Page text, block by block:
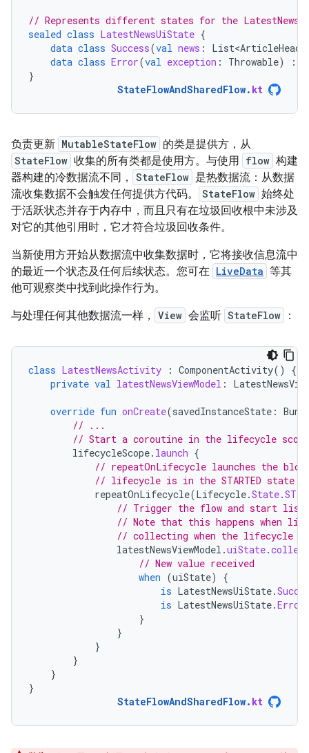
// Represents different states for the LatestNews
sealed class LatestNewsUiState {
data class Success(val news :
data class Error(val exception : Throwable) :
}
StateFlowAndSharedFlow. kt
负责更新 MutableStateFlow 的类是提供方，从
StateFlow 收集的所有类都是使用方。与使用 flow 构建
器构建的冷数据流不同，
StateFlow 是热数据流：从数据
流收集数据不会触发任何提供方代码。
StateFlow 始终处
于活跃状态并存于内存中，而且只有在垃圾回收根中未涉及
对它的其他引用时，它才符合垃圾回收条件。
当新使用方开始从数据流中收集数据时，它将接收信息流中
的最近一个状态及任何后续状态。您可在 LiveData 等其
他可观察类中找到此操作行为。
与处理任何其他数据流一样，
View 会监听 StateFlow ：
class LatestNewsActivity : ComponentActivity()
{
private val latestNewsViewModel :
override fun onCreate(savedInstanceState :
// ...
// Start a coroutine in the lifecycle scope
lifecycleScope. launch {
// repeatOnLifecycle launches the
// lifecycle is in the STARTED state
repeatOnLifecycle(Lifecycle.State.
// Trigger the flow and start
// Note that this happens when
// collecting when the lifecycle is
latestNewsViewModel .uiState.collect
// New value received
when (uiState)
{
is LatestNewsUiState.
is LatestNewsUiState.Error
}
}
}
}
}
}
StateFlowAndSharedFlow. kt